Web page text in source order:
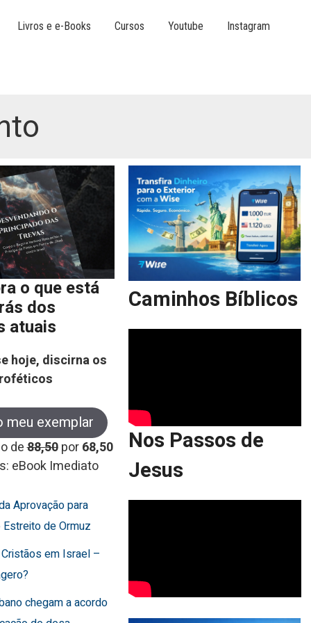
Livros e e-Books Cursos Youtube Instagram
o que está
dos
atuais
hoje, discirna os
meu exemplar
de88,50 por68,50
eBook Imediato
Aprovação para
de Ormuz
em Israel –
chegam a acordo
Caminhos Bíblicos
Nos Passos de
Jesus